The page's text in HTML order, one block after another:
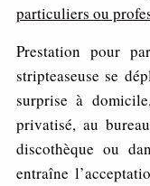
particuliers ou
Prestation pour
stripteaseuse se
surprise à
privatisé, au
discothèque ou
entraîne